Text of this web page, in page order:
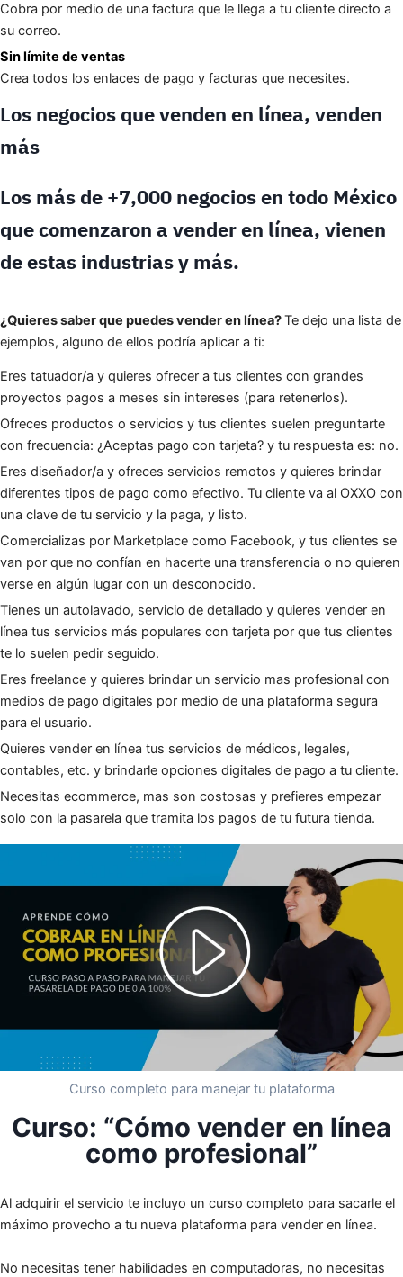
Cobra por medio de una factura que le llega a tu cliente directo a
su correo.
Sin límite de ventas
Crea todos los enlaces de pago y facturas que necesites.
Los negocios que venden en línea, venden
más
Los más de +7,000 negocios en todo México
que comenzaron a vender en línea, vienen
de estas industrias y más.
¿Quieres saber que puedes vender en línea?Te dejo una lista de
ejemplos, alguno de ellos podría aplicar a ti:
Eres tatuador/a y quieres ofrecer a tus clientes con grandes
proyectos pagos a meses sin intereses (para retenerlos).
Ofreces productos o servicios y tus clientes suelen preguntarte
con frecuencia: ¿Aceptas pago con tarjeta? y tu respuesta es: no.
Eres diseñador/a y ofreces servicios remotos y quieres brindar
diferentes tipos de pago como efectivo. Tu cliente va al OXXO con
una clave de tu servicio y la paga, y listo.
Comercializas por Marketplace como Facebook, y tus clientes se
van por que no confían en hacerte una transferencia o no quieren
verse en algún lugar con un desconocido.
Tienes un autolavado, servicio de detallado y quieres vender en
línea tus servicios más populares con tarjeta por que tus clientes
te lo suelen pedir seguido.
Eres freelance y quieres brindar un servicio mas profesional con
medios de pago digitales por medio de una plataforma segura
para el usuario.
Quieres vender en línea tus servicios de médicos, legales,
contables, etc. y brindarle opciones digitales de pago a tu cliente.
Necesitas ecommerce, mas son costosas y prefieres empezar
solo con la pasarela que tramita los pagos de tu futura tienda.
Curso completo para manejar tu plataforma
Curso: “Cómo vender en línea
como profesional”
Al adquirir el servicio te incluyo un curso completo para sacarle el
máximo provecho a tu nueva plataforma para vender en línea.
No necesitas tener habilidades en computadoras, no necesitas